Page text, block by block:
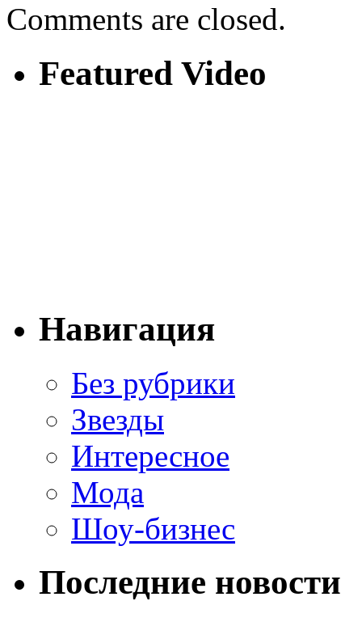
Comments are closed.
Featured Video
Навигация
Без рубрики
Звезды
Интересное
Мода
Шоу-бизнес
Последние новости